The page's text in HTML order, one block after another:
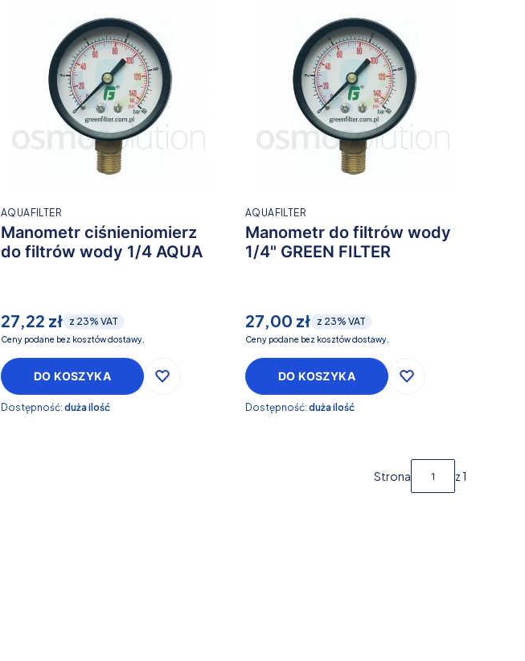
Manometr ciśnieniomierz
do filtrów wody 1/4 AQUA
AQUAFILTER
27,22 zł z 23% VAT
Ceny podane bez kosztów dostawy.
DO KOSZYKA
Dostępność: duża ilość
Manometr do filtrów wody
1/4" GREEN FILTER
AQUAFILTER
27,00 zł z 23% VAT
Ceny podane bez kosztów dostawy.
DO KOSZYKA
Dostępność: duża ilość
Strona z 1